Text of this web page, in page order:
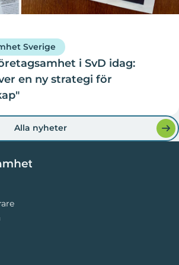
Sverige
i SvD idag:
en ny strategi för
Alla nyheter